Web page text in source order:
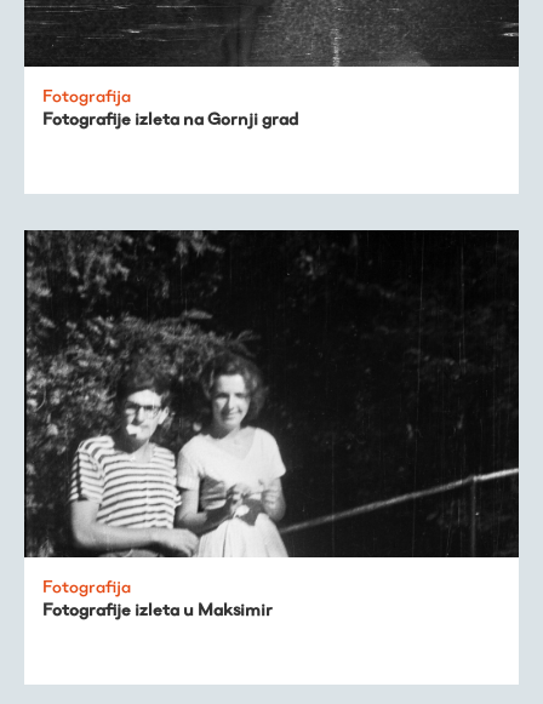
Fotografija
Fotografije izleta na Gornji grad
Fotografija
Fotografije izleta u Maksimir